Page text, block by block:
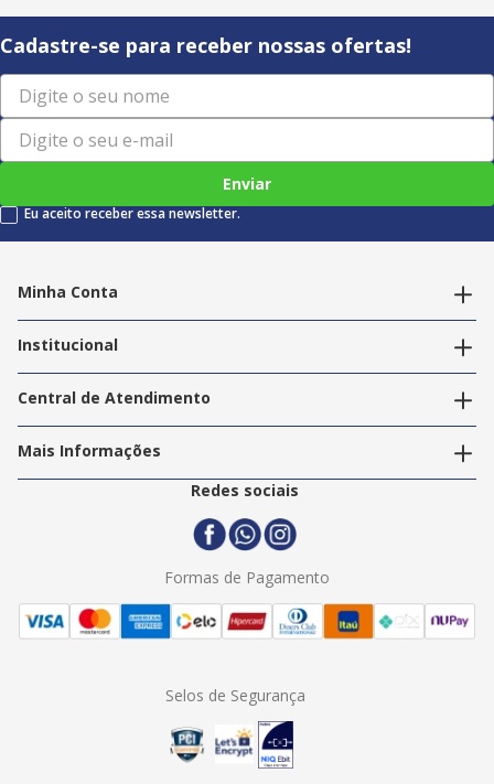
Cadastre-se para receber nossas ofertas!
Enviar
Eu aceito receber essa newsletter.
Minha Conta
Editar endereços
Institucional
Nossas Lojas
Trabalhe Conosco
Central de Atendimento
Política de Privacidade
Termos e Condições
Politica de Entrega
Mais Informações
2ª Via Nota Fiscal
Redes sociais
Formas de Pagamento
Selos de Segurança